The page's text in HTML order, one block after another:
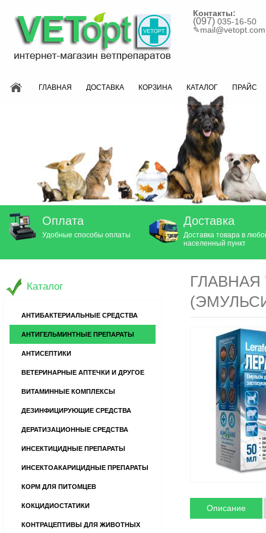
Контакты:
(097) 035-16-50
✎mail@vetopt.com
ГЛАВНАЯ ДОСТАВКА КОРЗИНА КАТАЛОГ ПРАЙС
Оплата
Удобные способы оплаты
Доставка
Доставка товара в
населенный пункт
ГЛАВНАЯ
Описание
Каталог
АНТИБАКТЕРИАЛЬНЫЕ СРЕДСТВА
АНТИГЕЛЬМИНТНЫЕ ПРЕПАРАТЫ
АНТИСЕПТИКИ
ВЕТЕРИНАРНЫЕ АПТЕЧКИ И ДРУГОЕ
ВИТАМИННЫЕ КОМПЛЕКСЫ
ДЕЗИНФИЦИРУЮЩИЕ СРЕДСТВА
ДЕРАТИЗАЦИОННЫЕ СРЕДСТВА
ИНСЕКТИЦИДНЫЕ ПРЕПАРАТЫ
ИНСЕКТОАКАРИЦИДНЫЕ ПРЕПАРАТЫ
КОРМ ДЛЯ ПИТОМЦЕВ
КОКЦИДИОСТАТИКИ
КОНТРАЦЕПТИВЫ ДЛЯ ЖИВОТНЫХ